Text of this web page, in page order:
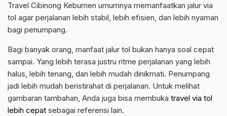
Travel Cibinong Kebumen umumnya memanfaatkan jalur via
tol agar perjalanan lebih stabil, lebih efisien, dan lebih nyaman
bagi penumpang.
Bagi banyak orang, manfaat jalur tol bukan hanya soal cepat
sampai. Yang lebih terasa justru ritme perjalanan yang lebih
halus, lebih tenang, dan lebih mudah dinikmati. Penumpang
jadi lebih mudah beristirahat di perjalanan. Untuk melihat
gambaran tambahan, Anda juga bisa membuka travel via tol
lebih cepat sebagai referensi lain.